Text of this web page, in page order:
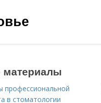
профессиональной
в стоматологии